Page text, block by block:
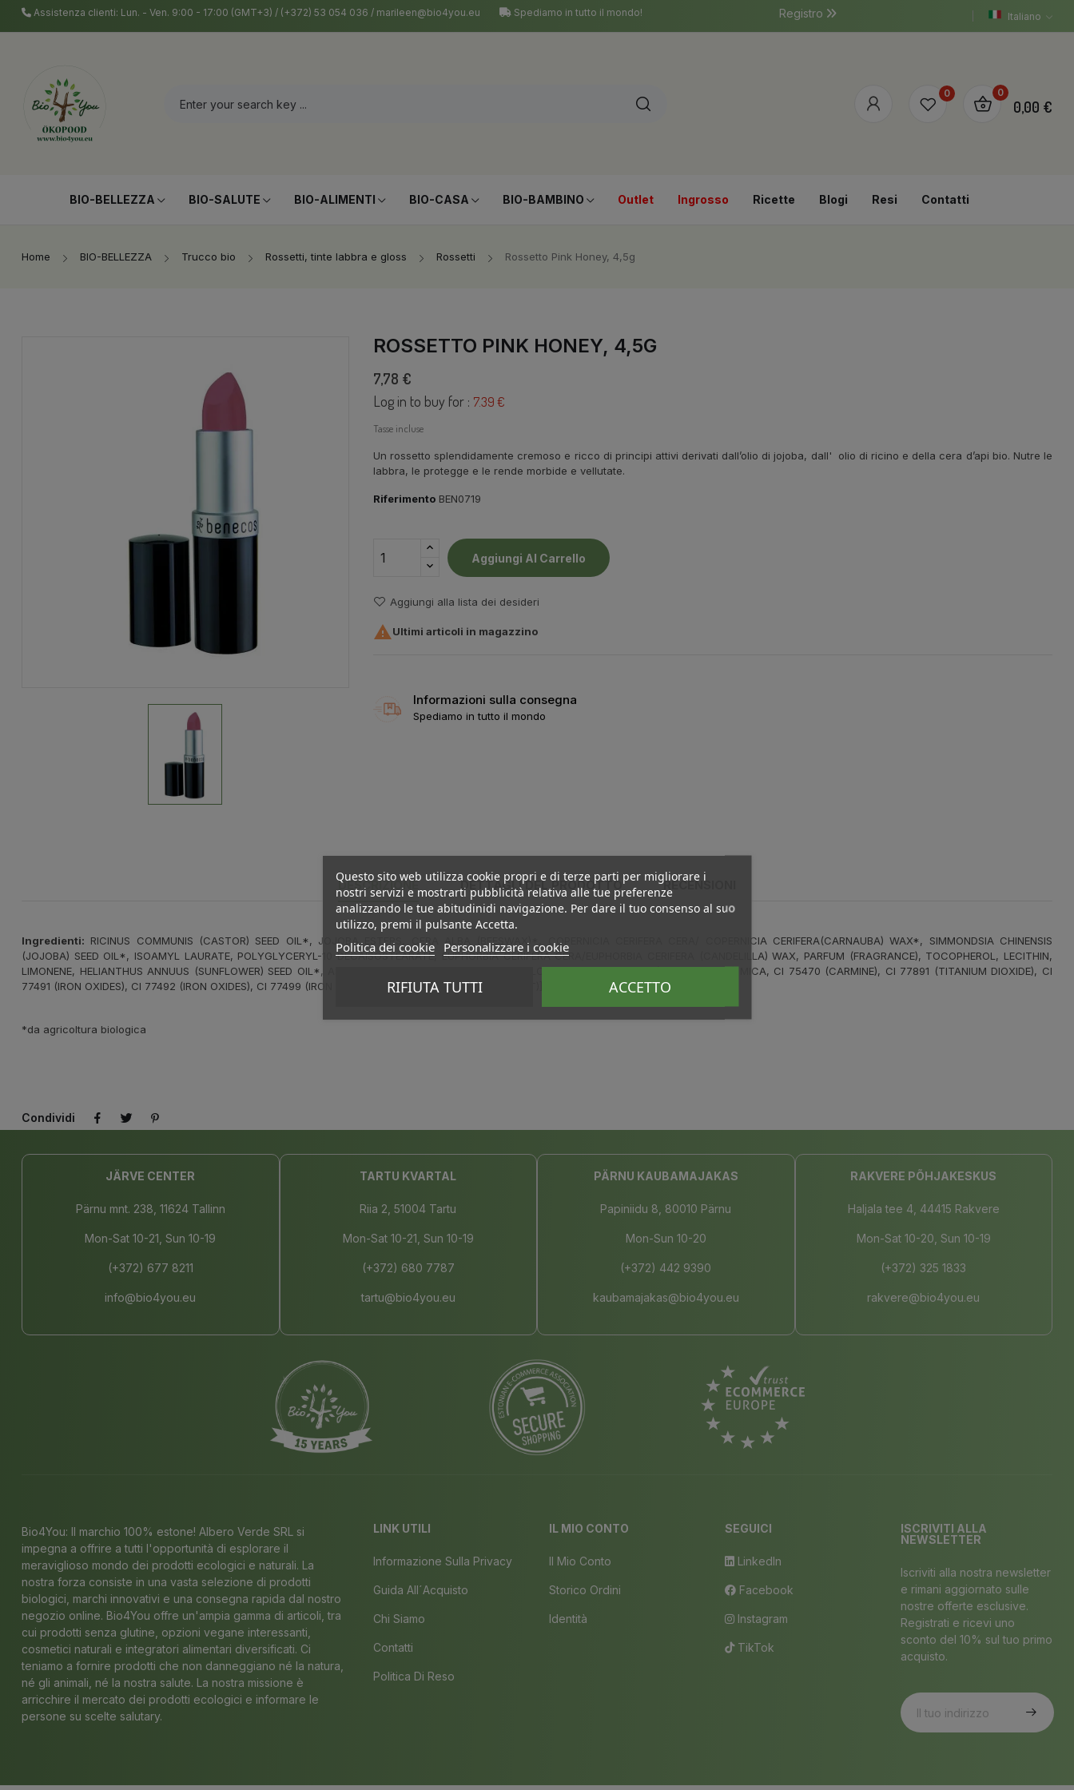
Assistenza clienti: Lun. - Ven. 9:00 - 17:00 (GMT+3) / (+372) 53 054 036 / marileen@bio4you.eu Spediamo in tutto il mondo! Italiano
Registro
0 0
0,00 €
BIO-BELLEZZA BIO-SALUTE BIO-ALIMENTI BIO-CASA BIO-BAMBINO Outlet Ingrosso Ricette Blogi Resi Contatti
Home BIO-BELLEZZA Trucco bio Rossetti, tinte labbra e gloss Rossetti Rossetto Pink Honey, 4,5g
ROSSETTO PINK HONEY, 4,5G
7,78 €
Log in to buy for : 7.39 €
Tasse incluse
Un rossetto splendidamente cremoso e ricco di principi attivi derivati dall’olio di jojoba, dall' olio di ricino e della cera d’api bio. Nutre le
labbra, le protegge e le rende morbide e vellutate.
Riferimento BEN0719
Aggiungi Al Carrello
Aggiungi alla lista dei desideri
Ultimi articoli in magazzino
Informazioni sulla consegna
Spediamo in tutto il mondo
DESCRIZIONE DETTAGLI DEL PRODOTTO RECENSIONI
Ingredienti: RICINUS COMMUNIS (CASTOR) SEED OIL*, JOJOBA ESTERS, CERA ALBA (BEESWAX)*, COPERNICIA CERIFERA CERA/ COPERNICIA CERIFERA(CARNAUBA) WAX*, SIMMONDSIA CHINENSIS
(JOJOBA) SEED OIL*, ISOAMYL LAURATE, POLYGLYCERYL-10 DECAISOSTEARATE, EUPHORBIA CERIFERA CERA/EUPHORBIA CERIFERA (CANDELILLA) WAX, PARFUM (FRAGRANCE), TOCOPHEROL, LECITHIN,
LIMONENE, HELIANTHUS ANNUUS (SUNFLOWER) SEED OIL*, ASCORBYL PALMITATE, GERANIOL, LINALOOL,CITRIC ACID, [+/- (MAY CONTAIN) MICA, CI 75470 (CARMINE), CI 77891 (TITANIUM DIOXIDE), CI
77491 (IRON OXIDES), CI 77492 (IRON OXIDES), CI 77499 (IRON OXIDES), CI 77742 (MANGANESE VIOLET)]
*da agricoltura biologica
Condividi
JÄRVE CENTER
Pärnu mnt. 238, 11624 Tallinn
Mon-Sat 10-21, Sun 10-19
(+372) 677 8211
info@bio4you.eu
TARTU KVARTAL
Riia 2, 51004 Tartu
Mon-Sat 10-21, Sun 10-19
(+372) 680 7787
tartu@bio4you.eu
PÄRNU KAUBAMAJAKAS
Papiniidu 8, 80010 Pärnu
Mon-Sun 10-20
(+372) 442 9390
kaubamajakas@bio4you.eu
RAKVERE PÕHJAKESKUS
Haljala tee 4, 44415 Rakvere
Mon-Sat 10-20, Sun 10-19
(+372) 325 1833
rakvere@bio4you.eu
Bio4You: Il marchio 100% estone! Albero Verde SRL si
impegna a offrire a tutti l'opportunità di esplorare il
meraviglioso mondo dei prodotti ecologici e naturali. La
nostra forza consiste in una vasta selezione di prodotti
biologici, marchi innovativi e una consegna rapida dal nostro
negozio online. Bio4You offre un'ampia gamma di articoli, tra
cui prodotti senza glutine, opzioni vegane interessanti,
cosmetici naturali e integratori alimentari diversificati. Ci
teniamo a fornire prodotti che non danneggiano né la natura,
né gli animali, né la nostra salute. La nostra missione è
arricchire il mercato dei prodotti ecologici e informare le
persone su scelte salutary.
LINK UTILI
Informazione Sulla Privacy
Guida All´acquisto
Chi Siamo
Contatti
Politica Di Reso
IL MIO CONTO
Il Mio Conto
Storico Ordini
Identità
SEGUICI
LinkedIn
Facebook
Instagram
TikTok
ISCRIVITI ALLA
NEWSLETTER
Iscriviti alla nostra newsletter
e rimani aggiornato sulle
nostre offerte esclusive.
Registrati e ricevi uno
sconto del 10% sul tuo primo
acquisto.
Questo sito web utilizza cookie propri e di terze parti per migliorare i
nostri servizi e mostrarti pubblicità relativa alle tue preferenze
analizzando le tue abitudinidi navigazione. Per dare il tuo consenso al suo
utilizzo, premi il pulsante Accetta.
Politica dei cookie Personalizzare i cookie
RIFIUTA TUTTI ACCETTO